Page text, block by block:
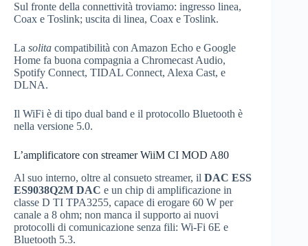
Sul fronte della connettività troviamo: ingresso linea,
Coax e Toslink; uscita di linea, Coax e Toslink.
La solita compatibilità con Amazon Echo e Google
Home fa buona compagnia a Chromecast Audio,
Spotify Connect, TIDAL Connect, Alexa Cast, e
DLNA.
Il WiFi è di tipo dual band e il protocollo Bluetooth è
nella versione 5.0.
L’amplificatore con streamer WiiM CI MOD A80
Al suo interno, oltre al consueto streamer, il DAC ESS
ES9038Q2M DAC e un chip di amplificazione in
classe D TI TPA3255, capace di erogare 60 W per
canale a 8 ohm; non manca il supporto ai nuovi
protocolli di comunicazione senza fili: Wi-Fi 6E e
Bluetooth 5.3.